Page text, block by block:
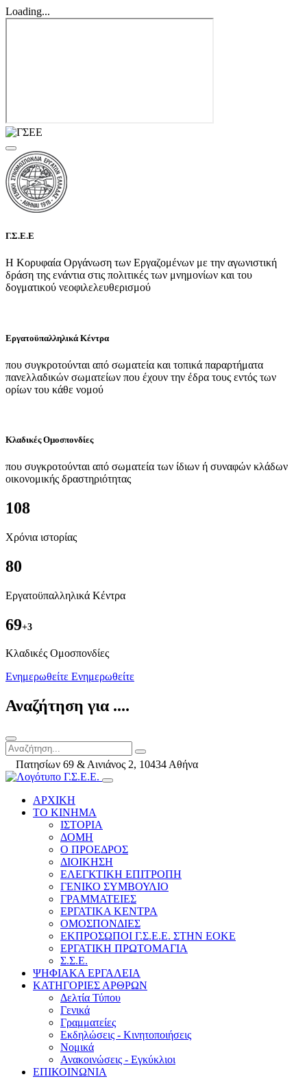
Loading...
Γ.Σ.Ε.Ε
Η Κορυφαία Οργάνωση των Εργαζομένων με την αγωνιστική
δράση της ενάντια στις πολιτικές των μνημονίων και του
δογματικού νεοφιλελευθερισμού
Εργατοϋπαλληλικά Κέντρα
που συγκροτούνται από σωματεία και τοπικά παραρτήματα
πανελλαδικών σωματείων που έχουν την έδρα τους εντός των
ορίων του κάθε νομού
Κλαδικές Ομοσπονδίες
που συγκροτούνται από σωματεία των ίδιων ή συναφών κλάδων
οικονομικής δραστηριότητας
108
Χρόνια ιστορίας
80
Εργατοϋπαλληλικά Κέντρα
69+3
Kλαδικές Ομοσπονδίες
Ενημερωθείτε Ενημερωθείτε
Αναζήτηση για ....
Πατησίων 69 & Αινιάνος 2, 10434 Αθήνα
ΑΡΧΙΚΗ
ΤΟ ΚΙΝΗΜΑ
ΙΣΤΟΡΙΑ
ΔΟΜΗ
Ο ΠΡΟΕΔΡΟΣ
ΔΙΟΙΚΗΣΗ
ΕΛΕΓΚΤΙΚΗ ΕΠΙΤΡΟΠΗ
ΓΕΝΙΚΟ ΣΥΜΒΟΥΛΙΟ
ΓΡΑΜΜΑΤΕΙΕΣ
ΕΡΓΑΤΙΚΑ ΚΕΝΤΡΑ
ΟΜΟΣΠΟΝΔΙΕΣ
ΕΚΠΡΟΣΩΠΟΙ Γ.Σ.Ε.Ε. ΣΤΗΝ ΕΟΚΕ
ΕΡΓΑΤΙΚΗ ΠΡΩΤΟΜΑΓΙΑ
Σ.Σ.Ε.
ΨΗΦΙΑΚΑ ΕΡΓΑΛΕΙΑ
ΚΑΤΗΓΟΡΙΕΣ ΑΡΘΡΩΝ
Δελτία Τύπου
Γενικά
Γραμματείες
Εκδηλώσεις - Κινητοποιήσεις
Νομικά
Ανακοινώσεις - Εγκύκλιοι
ΕΠΙΚΟΙΝΩΝΙΑ